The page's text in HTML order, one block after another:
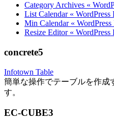
Category Archives «
List Calendar « WordPress
Min Calendar « WordPress
Resize Editor « WordPress
concrete5
Infotown Table
簡単な操作でテーブルを作成
す。
EC-CUBE3